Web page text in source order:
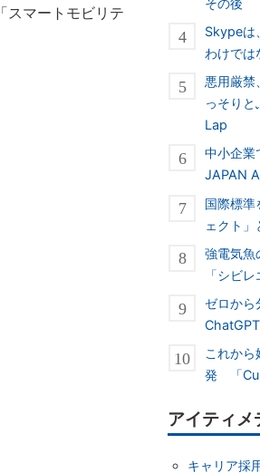
スマートモビリテ
Skypeは
わけでは
悪用厳
っそり
Lap
中小企
JAPAN
国際標準
ェクト」
強電気魚
「シビ
ゼロか
これか
発 「
アイティ
キャリア採